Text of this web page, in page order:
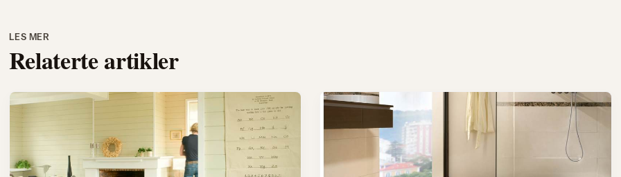
LES MER
Relaterte artikler